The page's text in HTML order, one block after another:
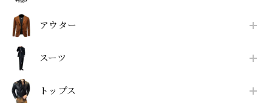
アウター
スーツ
トップス